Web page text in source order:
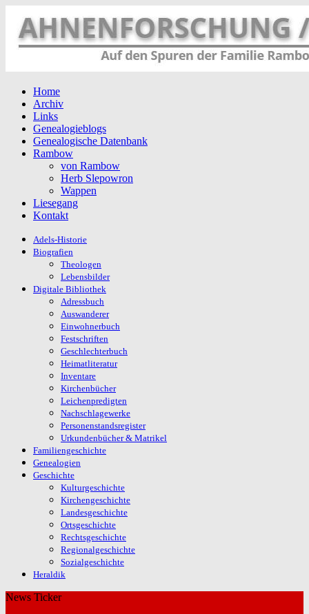
Home
Archiv
Links
Genealogieblogs
Genealogische Datenbank
Rambow
von Rambow
Herb Slepowron
Wappen
Liesegang
Kontakt
Adels-Historie
Biografien
Theologen
Lebensbilder
Digitale Bibliothek
Adressbuch
Auswanderer
Einwohnerbuch
Festschriften
Geschlechterbuch
Heimatliteratur
Inventare
Kirchenbücher
Leichenpredigten
Nachschlagewerke
Personenstandsregister
Urkundenbücher & Matrikel
Familiengeschichte
Genealogien
Geschichte
Kulturgeschichte
Kirchengeschichte
Landesgeschichte
Ortsgeschichte
Rechtsgeschichte
Regionalgeschichte
Sozialgeschichte
Heraldik
News Ticker